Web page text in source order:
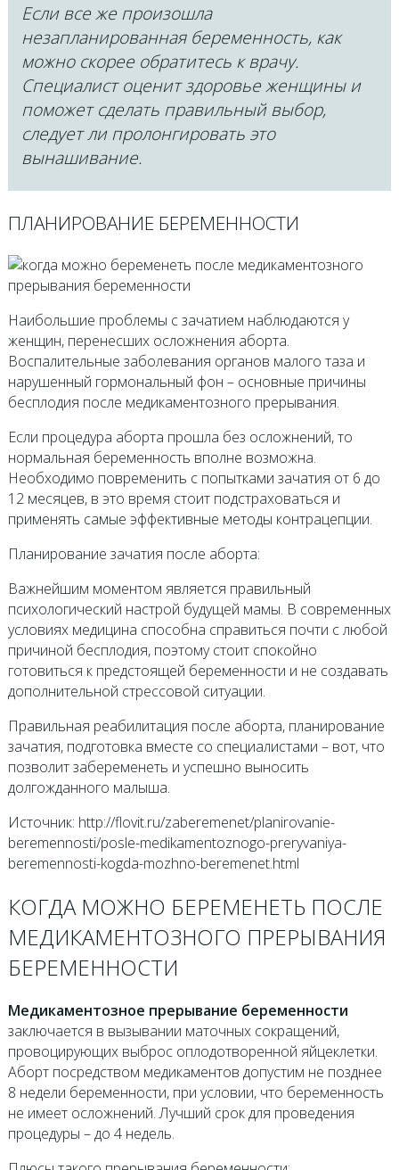
Если все же произошла
незапланированная беременность, как
можно скорее обратитесь к врачу.
Специалист оценит здоровье женщины и
поможет сделать правильный выбор,
следует ли пролонгировать это
вынашивание.
ПЛАНИРОВАНИЕ БЕРЕМЕННОСТИ
Наибольшие проблемы с зачатием наблюдаются у
женщин, перенесших осложнения аборта.
Воспалительные заболевания органов малого таза и
нарушенный гормональный фон – основные причины
бесплодия после медикаментозного прерывания.
Если процедура аборта прошла без осложнений, то
нормальная беременность вполне возможна.
Необходимо повременить с попытками зачатия от 6 до
12 месяцев, в это время стоит подстраховаться и
применять самые эффективные методы контрацепции.
Планирование зачатия после аборта:
Важнейшим моментом является правильный
психологический настрой будущей мамы. В современных
условиях медицина способна справиться почти с любой
причиной бесплодия, поэтому стоит спокойно
готовиться к предстоящей беременности и не создавать
дополнительной стрессовой ситуации.
Правильная реабилитация после аборта, планирование
зачатия, подготовка вместе со специалистами – вот, что
позволит забеременеть и успешно выносить
долгожданного малыша.
Источник: http://flovit.ru/zaberemenet/planirovanie-
beremennosti/posle-medikamentoznogo-preryvaniya-
beremennosti-kogda-mozhno-beremenet.html
КОГДА МОЖНО БЕРЕМЕНЕТЬ ПОСЛЕ
МЕДИКАМЕНТОЗНОГО ПРЕРЫВАНИЯ
БЕРЕМЕННОСТИ
Медикаментозное прерывание беременности
заключается в вызывании маточных сокращений,
провоцирующих выброс оплодотворенной яйцеклетки.
Аборт посредством медикаментов допустим не позднее
8 недели беременности, при условии, что беременность
не имеет осложнений. Лучший срок для проведения
процедуры – до 4 недель.